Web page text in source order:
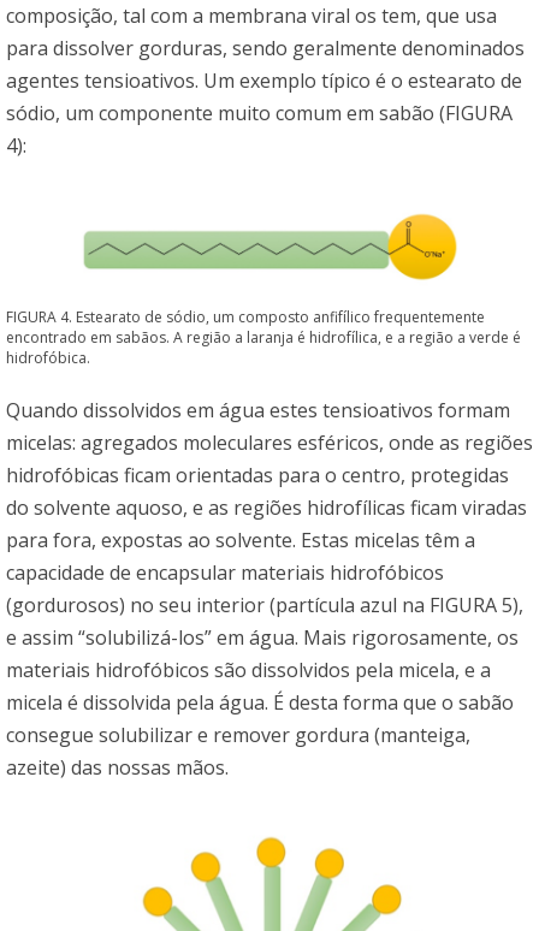
composição, tal com a membrana viral os tem, que usa
para dissolver gorduras, sendo geralmente denominados
agentes tensioativos. Um exemplo típico é o estearato de
sódio, um componente muito comum em sabão (FIGURA
4):
FIGURA 4. Estearato de sódio, um composto anfifílico frequentemente
encontrado em sabãos. A região a laranja é hidrofílica, e a região a verde é
hidrofóbica.
Quando dissolvidos em água estes tensioativos formam
micelas: agregados moleculares esféricos, onde as regiões
hidrofóbicas ficam orientadas para o centro, protegidas
do solvente aquoso, e as regiões hidrofílicas ficam viradas
para fora, expostas ao solvente. Estas micelas têm a
capacidade de encapsular materiais hidrofóbicos
(gordurosos) no seu interior (partícula azul na FIGURA 5),
e assim “solubilizá-los” em água. Mais rigorosamente, os
materiais hidrofóbicos são dissolvidos pela micela, e a
micela é dissolvida pela água. É desta forma que o sabão
consegue solubilizar e remover gordura (manteiga,
azeite) das nossas mãos.